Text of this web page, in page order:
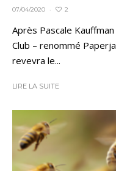
07/04/2020 · 2
Après Pascale
Club – renommé
revevra le...
LIRE LA SUITE